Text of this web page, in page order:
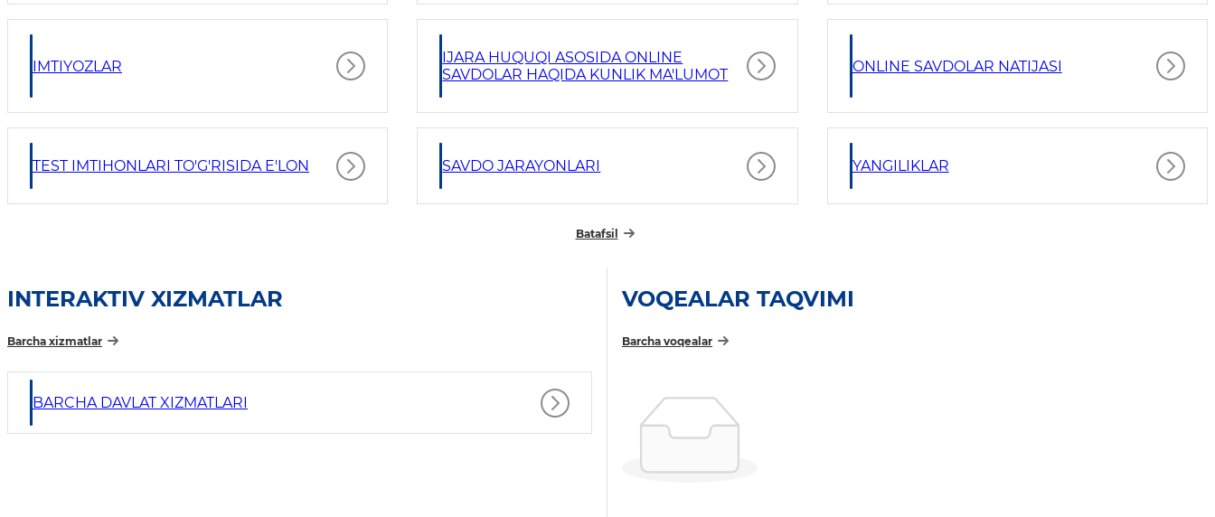
IMTIYOZLAR
IJARA HUQUQI ASOSIDA ONLINE
SAVDOLAR HAQIDA KUNLIK MA'LUMOT
ONLINE SAVDOLAR NATIJASI
TEST IMTIHONLARI TO'G'RISIDA E'LON SAVDO JARAYONLARI YANGILIKLAR
Batafsil
INTERAKTIV XIZMATLAR
Barcha xizmatlar
BARCHA DAVLAT XIZMATLARI
VOQEALAR TAQVIMI
Barcha voqealar